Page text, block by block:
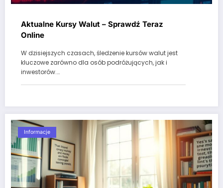
Aktualne Kursy Walut – Sprawdź Teraz
Online
W dzisiejszych czasach, śledzenie kursów walut jest
kluczowe zarówno dla osób podróżujących, jak i
inwestorów.…
Informacje